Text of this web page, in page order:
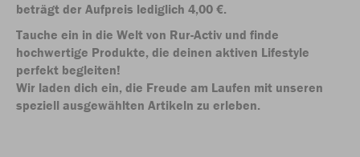
beträgt der Aufpreis lediglich 4,00 €.
Tauche ein in die Welt von Rur-Activ und finde
hochwertige Produkte, die deinen aktiven Lifestyle
perfekt begleiten!
Wir laden dich ein, die Freude am Laufen mit unseren
speziell ausgewählten Artikeln zu erleben.